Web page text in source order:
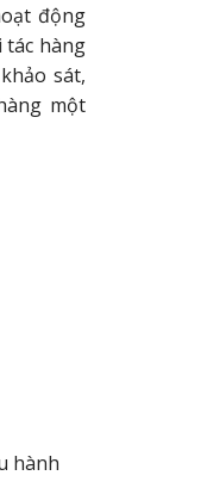
động
tác hàng
sát,
một
hành